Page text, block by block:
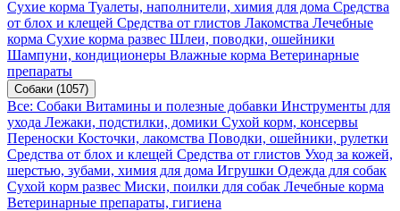
Сухие корма Туалеты, наполнители, химия для дома Средства
от блох и клещей Средства от глистов Лакомства Лечебные
корма Сухие корма развес Шлеи, поводки, ошейники
Шампуни, кондиционеры Влажные корма Ветеринарные
препараты
Собаки (1057)
Все: Собаки Витамины и полезные добавки Инструменты для
ухода Лежаки, подстилки, домики Сухой корм, консервы
Переноски Косточки, лакомства Поводки, ошейники, рулетки
Средства от блох и клещей Средства от глистов Уход за кожей,
шерстью, зубами, химия для дома Игрушки Одежда для собак
Сухой корм развес Миски, поилки для собак Лечебные корма
Ветеринарные препараты, гигиена